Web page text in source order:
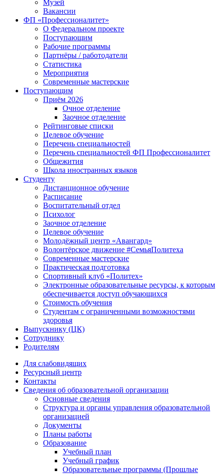
Музей
Вакансии
ФП «Профессионалитет»
О Федеральном проекте
Поступающим
Рабочие программы
Партнёры / работодатели
Статистика
Мероприятия
Современные мастерские
Поступающим
Приём 2026
Очное отделение
Заочное отделение
Рейтинговые списки
Целевое обучение
Перечень специальностей
Перечень специальностей ФП Профессионалитет
Общежития
Школа иностранных языков
Студенту
Дистанционное обучение
Расписание
Воспитательный отдел
Психолог
Заочное отделение
Целевое обучение
Молодёжный центр «Авангард»
Волонтёрское движение #СемьяПолитеха
Современные мастерские
Практическая подготовка
Спортивный клуб «Политех»
Электронные образовательные ресурсы, к которым
обеспечивается доступ обучающихся
Стоимость обучения
Студентам с ограниченными возможностями
здоровья
Выпускнику (ЦК)
Сотруднику
Родителям
Для слабовидящих
Ресурсный центр
Контакты
Сведения об образовательной организации
Основные сведения
Структура и органы управления образовательной
организацией
Документы
Планы работы
Образование
Учебный план
Учебный график
Образовательные программы (Прошлые